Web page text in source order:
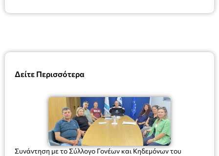
Δείτε Περισσότερα
Συνάντηση με το Σύλλογο Γονέων και Κηδεμόνων του